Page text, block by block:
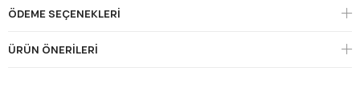
ÖDEME SEÇENEKLERI
ÜRÜN ÖNERILERI